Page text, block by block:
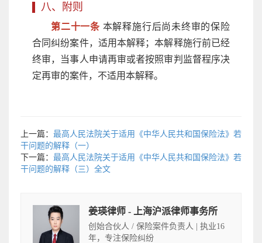
八、附则
第二十一条本解释施行后尚未终审的保险
合同纠纷案件，适用本解释；本解释施行前已经
终审，当事人申请再审或者按照审判监督程序决
定再审的案件，不适用本解释。
上一篇： 最高人民法院关于适用《中华人民共和国保险法》若
干问题的解释（一）
下一篇： 最高人民法院关于适用《中华人民共和国保险法》若
干问题的解释（三）全文
姜瑛律师 - 上海沪派律师事务所
创始合伙人 / 保险案件负责人 | 执业16
年，专注保险纠纷